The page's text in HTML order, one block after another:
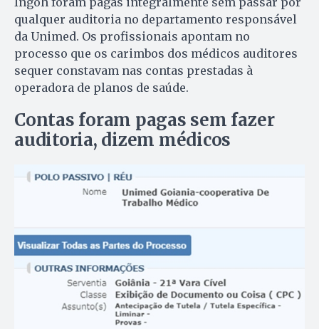
qualquer auditoria no departamento responsável
da Unimed. Os profissionais apontam no
processo que os carimbos dos médicos auditores
sequer constavam nas contas prestadas à
operadora de planos de saúde.
Contas foram pagas sem fazer
auditoria, dizem médicos